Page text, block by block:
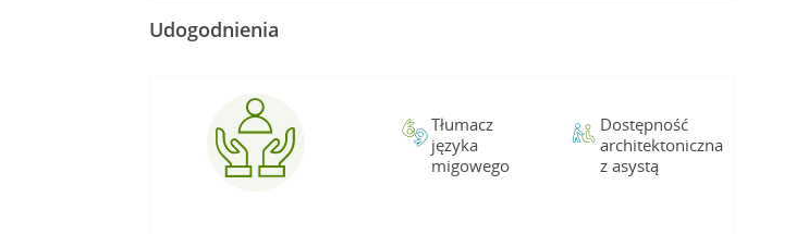
Udogodnienia
Tłumacz
języka
migowego
Dostępność
architektoniczna
z asystą